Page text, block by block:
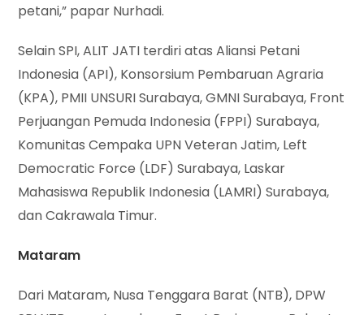
petani,” papar Nurhadi.
Selain SPI, ALIT JATI terdiri atas Aliansi Petani
Indonesia (API), Konsorsium Pembaruan Agraria
(KPA), PMII UNSURI Surabaya, GMNI Surabaya, Front
Perjuangan Pemuda Indonesia (FPPI) Surabaya,
Komunitas Cempaka UPN Veteran Jatim, Left
Democratic Force (LDF) Surabaya, Laskar
Mahasiswa Republik Indonesia (LAMRI) Surabaya,
dan Cakrawala Timur.
Mataram
Dari Mataram, Nusa Tenggara Barat (NTB), DPW